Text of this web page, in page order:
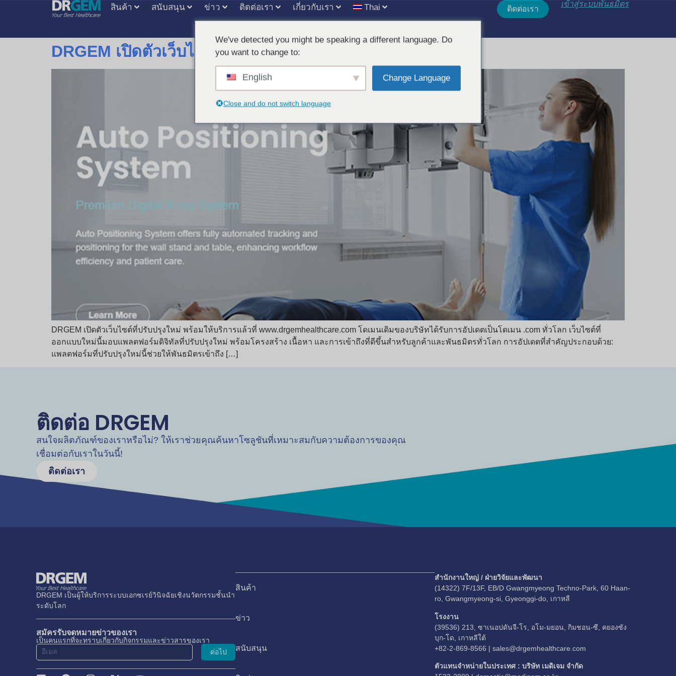
สินค้า สนับสนุน ข่าว ติดต่อเรา เกี่ยวกับเรา Thai ติดต่อเรา
เข้าสู่ระบบพันธมิตร
DRGEM เปิดตัวเว็บไซต์ใหม่
DRGEM เปิดตัวเว็บไซต์ที่ปรับปรุงใหม่ พร้อมให้บริการแล้วที่ www.drgemhealthcare.com โดเมนเดิมของบริษัทได้รับการอัปเดตเป็นโดเมน .com ทั่วโลก เว็บไซต์ที่
ออกแบบใหม่นี้มอบแพลตฟอร์มดิจิทัลที่ปรับปรุงใหม่ พร้อมโครงสร้าง เนื้อหา และการเข้าถึงที่ดีขึ้นสำหรับลูกค้าและพันธมิตรทั่วโลก การอัปเดตที่สำคัญประกอบด้วย:
แพลตฟอร์มที่ปรับปรุงใหม่นี้ช่วยให้พันธมิตรเข้าถึง […]
ติดต่อ DRGEM
สนใจผลิตภัณฑ์ของเราหรือไม่? ให้เราช่วยคุณค้นหาโซลูชันที่เหมาะสมกับความต้องการของคุณ
เชื่อมต่อกับเราในวันนี้!
ติดต่อเรา
DRGEM เป็นผู้ให้บริการระบบเอกซเรย์วินิจฉัยเชิงนวัตกรรมชั้นนำ
ระดับโลก
สมัครรับจดหมายข่าวของเรา
เป็นคนแรกที่จะทราบเกี่ยวกับกิจกรรมและข่าวสารของเรา
ต่อไป
สินค้า
ข่าว
สนับสนุน
สำนักงานใหญ่ / ฝ่ายวิจัยและพัฒนา
(14322) 7F/13F, EB/D Gwangmyeong Techno-Park, 60 Haan-
ro, Gwangmyeong-si, Gyeonggi-do, เกาหลี
โรงงาน
(39536) 213, ซาเนอปดันจี-โร, อโม-มยอน, กิมชอน-ซี, คยองซัง
บุก-โด, เกาหลีใต้
+82-2-869-8566 | sales@drgemhealthcare.com
ตัวแทนจำหน่ายในประเทศ : บริษัท เมดิเจม จำกัด
We've detected you might be speaking a different language. Do
you want to change to:
English Change Language
Close and do not switch language